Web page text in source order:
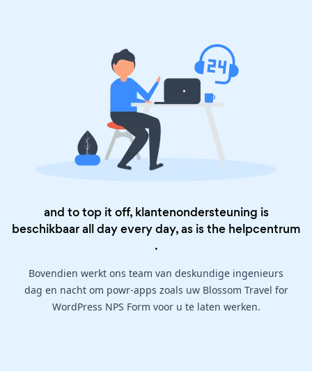
and to top it off, klantenondersteuning is
beschikbaar all day every day, as is the helpcentrum
.
Bovendien werkt ons team van deskundige ingenieurs
dag en nacht om powr-apps zoals uw Blossom Travel for
WordPress NPS Form voor u te laten werken.